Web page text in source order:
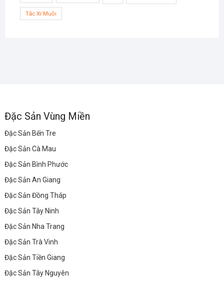
Tắc Xí Muội
Đặc Sản Vùng Miền
Đặc Sản Bến Tre
Đặc Sản Cà Mau
Đặc Sản Bình Phước
Đặc Sản An Giang
Đặc Sản Đồng Tháp
Đặc Sản Tây Ninh
Đặc Sản Nha Trang
Đặc Sản Trà Vinh
Đặc Sản Tiền Giang
Đặc Sản Tây Nguyên